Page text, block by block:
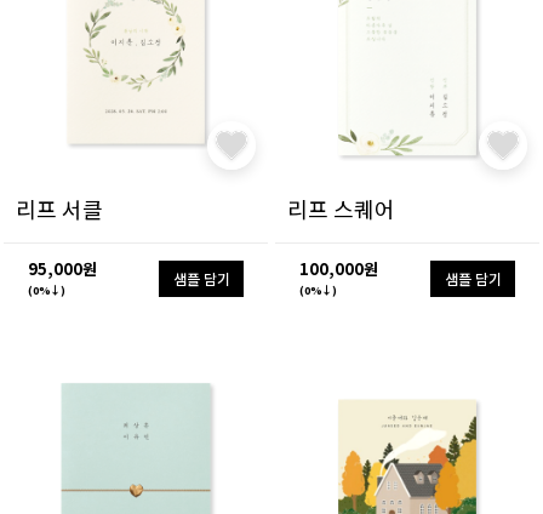
리프 서클
95,000원
(0%↓)
샘플 담기
리프 스퀘어
100,000원
(0%↓)
샘플 담기